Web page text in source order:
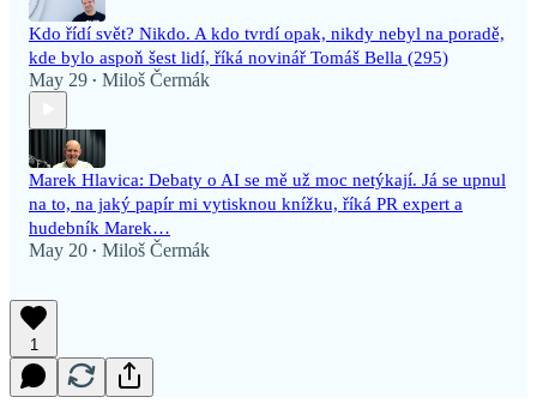
Kdo řídí svět? Nikdo. A kdo tvrdí opak, nikdy nebyl na poradě,
kde bylo aspoň šest lidí, říká novinář Tomáš Bella (295)
May 29 • Miloš Čermák
Marek Hlavica: Debaty o AI se mě už moc netýkají. Já se upnul
na to, na jaký papír mi vytisknou knížku, říká PR expert a
hudebník Marek…
May 20 • Miloš Čermák
1